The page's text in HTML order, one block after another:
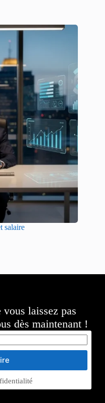
salaire
laissez pas
dès maintenant !